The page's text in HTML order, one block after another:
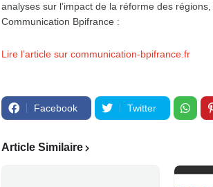
analyses sur l’impact de la réforme des
Communication Bpifrance :
Lire l’article sur communication-bpifrance.fr
Facebook Twitter
Article Similaire